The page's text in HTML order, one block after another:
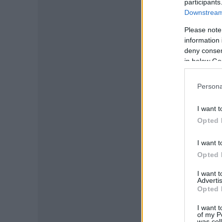
Please
information
deny
in below
I want
Opted
I want
Opted
I want
Opted
I want
of my
-